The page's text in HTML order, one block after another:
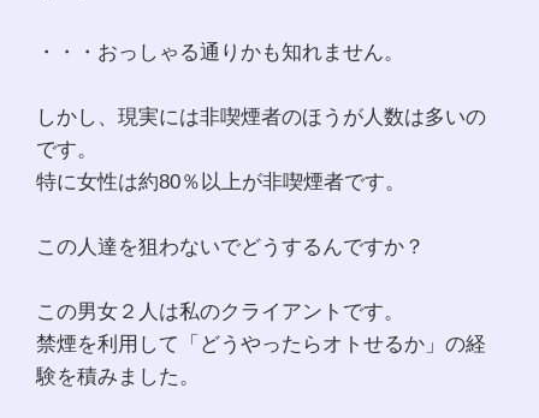
・・・おっしゃる通りかも知れません。
しかし、現実には非喫煙者のほうが人数は多いの
です。
特に女性は約80％以上が非喫煙者です。
この人達を狙わないでどうするんですか？
この男女２人は私のクライアントです。
禁煙を利用して「どうやったらオトせるか」の経
験を積みました。